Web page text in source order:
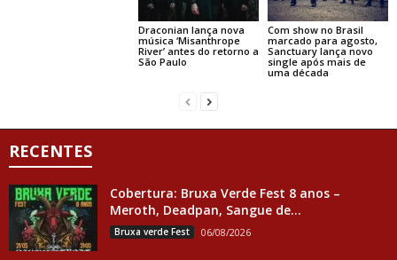
Draconian lança nova
música ‘Misanthrope
River’ antes do retorno a
São Paulo
Com show no Brasil
marcado para agosto,
Sanctuary lança novo
single após mais de
uma década
RECENTES
Cobertura: Bruxa Verde Fest 8 anos –
Meroth, Deadpan, Sangue de...
Bruxa verde Fest 06/08/2026